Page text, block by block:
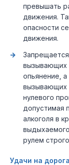
превышать
движения.
опасности
движения.
вызывающих
опьянение,
вызывающих
нулевого
допустимая
алкоголя в
рулем
Удачи на